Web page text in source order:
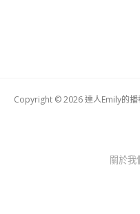
Copyright © 2026 達人Emily的播
關於我